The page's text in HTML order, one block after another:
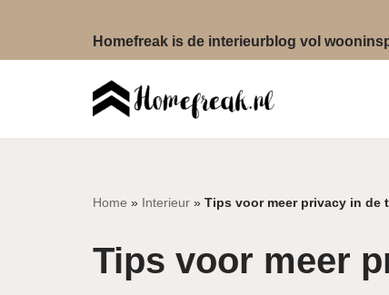
Homefreak is de interieurblog vol
Home » Interieur » Tips voor meer privacy in de
Tips voor meer